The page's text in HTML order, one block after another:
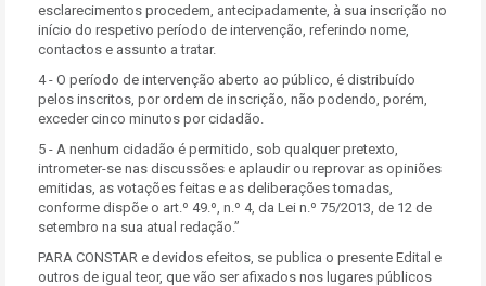
esclarecimentos procedem, antecipadamente, à sua inscrição no
início do respetivo período de intervenção, referindo nome,
contactos e assunto a tratar.
4 - O período de intervenção aberto ao público, é distribuído
pelos inscritos, por ordem de inscrição, não podendo, porém,
exceder cinco minutos por cidadão.
5 - A nenhum cidadão é permitido, sob qualquer pretexto,
intrometer-se nas discussões e aplaudir ou reprovar as opiniões
emitidas, as votações feitas e as deliberações tomadas,
conforme dispõe o art.º 49.º, n.º 4, da Lei n.º 75/2013, de 12 de
setembro na sua atual redação.”
PARA CONSTAR e devidos efeitos, se publica o presente Edital e
outros de igual teor, que vão ser afixados nos lugares públicos